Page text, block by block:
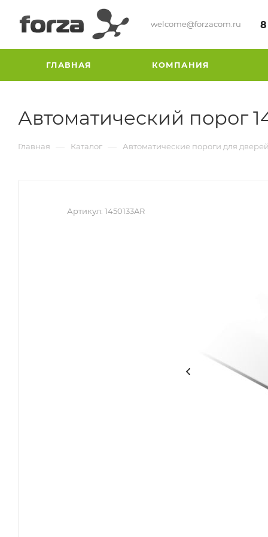
welcome@forzacom.ru
ГЛАВНАЯ КОМПАНИЯ
Автоматический порог
Главная — Каталог — Автоматические пороги для
Артикул: 1450133AR